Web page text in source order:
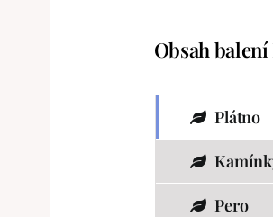
Obsah
Plátno
Pero